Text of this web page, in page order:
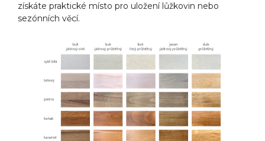
získáte praktické místo pro uložení lůžkovin nebo
sezónních věcí.